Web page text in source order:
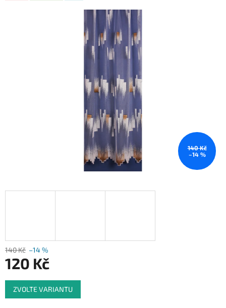
140 Kč
–14 %
140 Kč –14 %
120 Kč
Měrná
cena:
ZVOLTE VARIANTU